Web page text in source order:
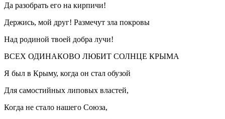
Да разобрать его на кирпичи!
Держись, мой друг! Размечут зла покровы
Над родиной твоей добра лучи!
ВСЕХ ОДИНАКОВО ЛЮБИТ СОЛНЦЕ КРЫМА
Я был в Крыму, когда он стал обузой
Для самостийных липовых властей,
Когда не стало нашего Союза,